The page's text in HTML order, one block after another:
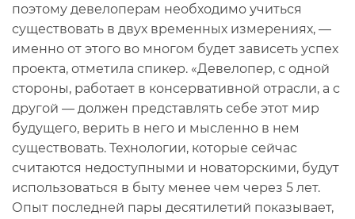
поэтому девелоперам необходимо учиться
существовать в двух временных измерениях, —
именно от этого во многом будет зависеть успех
проекта, отметила спикер. «Девелопер, с одной
стороны, работает в консервативной отрасли, а с
другой — должен представлять себе этот мир
будущего, верить в него и мысленно в нем
существовать. Технологии, которые сейчас
считаются недоступными и новаторскими, будут
использоваться в быту менее чем через 5 лет.
Опыт последней пары десятилетий показывает,